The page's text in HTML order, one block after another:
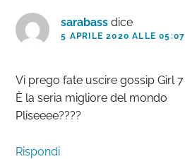
lettoresarabass dice
5 APRILE 2020 ALLE 05:07
Vi prego fate uscire gossip Girl 7
È la seria migliore del mondo
Pliseeee????
Rispondi